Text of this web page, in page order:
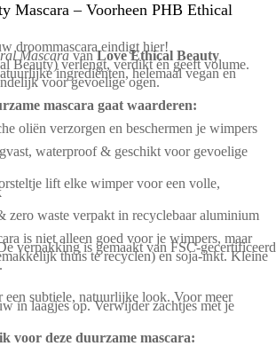
Mascara – Voorheen PHB Ethical
droommascara eindigt hier!
MascaravanLove Ethical Beauty
Beauty) verlengt, verdikt én geeft volume.
ingrediënten, helemaal vegan en
voor gevoelige ogen.
mascara gaat waarderen:
oliën verzorgen en beschermen je wimpers
waterproof & geschikt voor gevoelige
lift elke wimper voor een volle,
zero waste verpakt in recyclebaar aluminium
is niet alleen goed voor je wimpers, maar
verpakking is gemaakt van FSC-gecertificeerd
thuis te recyclen) en soja-inkt. Kleine
een subtiele, natuurlijke look. Voor meer
in laagjes op. Verwijder zachtjes met je
voor deze duurzame mascara: